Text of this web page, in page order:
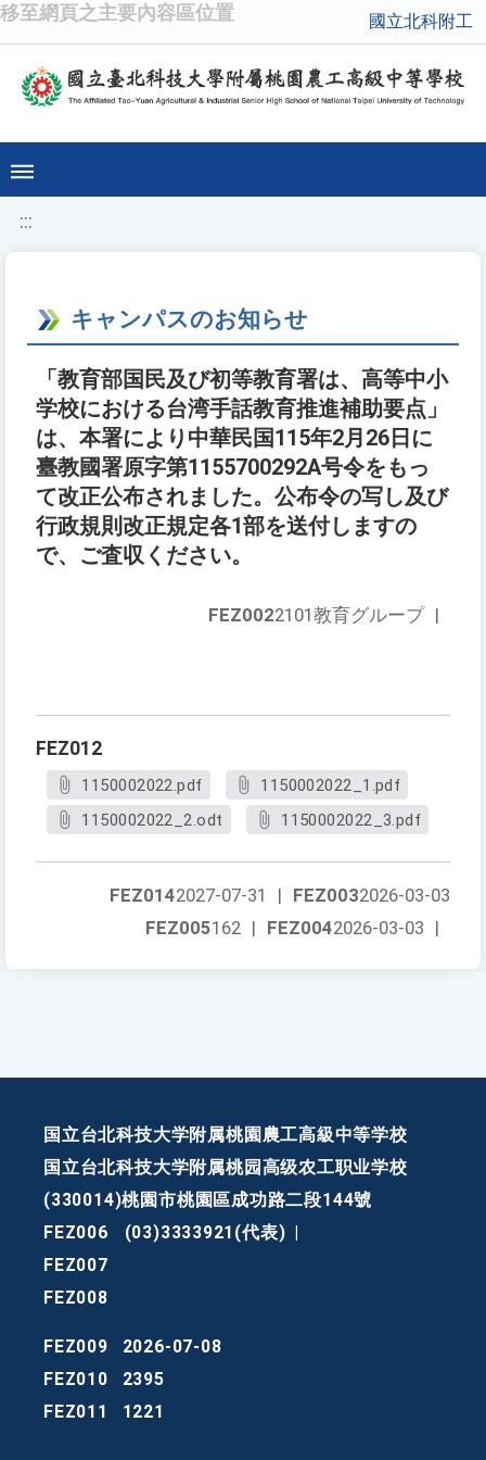
移至網頁之主要內容區位置 國立北科附工
:::
キャンパスのお知らせ
「教育部国民及び初等教育署は、高等中小
学校における台湾手話教育推進補助要点」
は、本署により中華民国115年2月26日に
臺教國署原字第1155700292A号令をもっ
て改正公布されました。公布令の写し及び
行政規則改正規定各1部を送付しますの
で、ご査収ください。
FEZ0022101教育グループ |
FEZ012
1150002022.pdf
1150002022_1.pdf
1150002022_2.odt
1150002022_3.pdf
FEZ0032026-03-03
FEZ0142027-07-31
|
FEZ0042026-03-03 |
FEZ005162 |
国立台北科技大学附属桃園農工高級中等学校
国立台北科技大学附属桃园高级农工职业学校
(330014)桃園市桃園區成功路二段144號
FEZ006
(03)3333921(代表)
FEZ007
FEZ008
FEZ009
2026-07-08
FEZ010
2395
FEZ011
1221